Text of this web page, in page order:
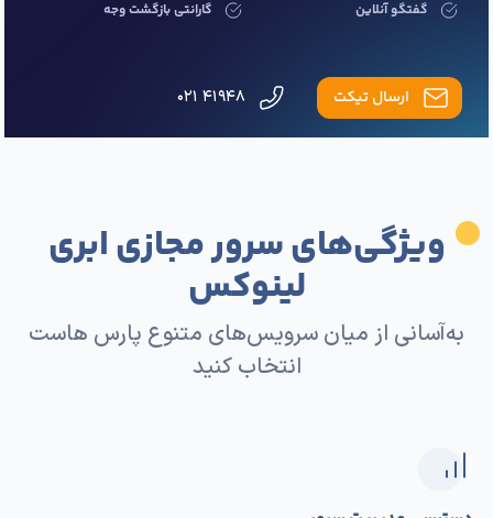
گفتگو آنلاین گارانتی بازگشت وجه
ارسال تیکت
ویژگی‌های سرور مجازی ابری
لینوکس
به‌آسانی از میان سرویس‌های متنوع پارس هاست
انتخاب کنید